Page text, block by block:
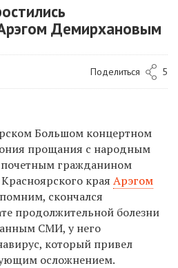
Демирхановым
Поделиться 5
Большом концертном
прощания с народным
почетным гражданином
края Арэгом
скончался
продолжительной болезни
СМИ, у него
который привел
осложнением.